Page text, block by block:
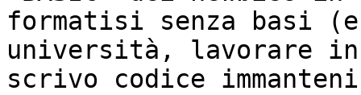
formatisi senza basi
università, lavorare
scrivo codice